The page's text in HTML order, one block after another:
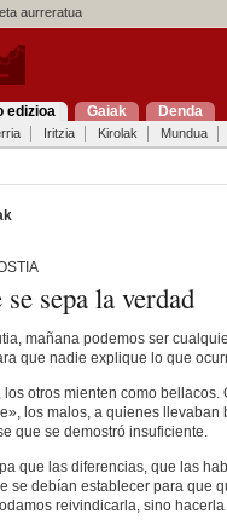
aurreratua
edizioa Gaiak Denda
Iritzia Kirolak Mundua
sepa la verdad
mañana podemos ser
que nadie explique lo que
otros mienten como
los malos, a quienes llevaban
que se demostró insuficiente.
que las diferencias, que las
se debían establecer para que
reivindicarla, sino